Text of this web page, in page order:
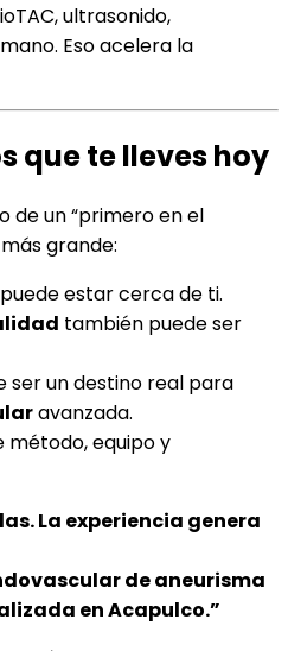
ultrasonido,
Eso acelera la
que te lleves hoy
de un “primero en el
grande:
puede estar cerca de ti.
también puede ser
ser un destino real para
avanzada.
método, equipo y
La experiencia genera
de aneurisma
en Acapulco.”